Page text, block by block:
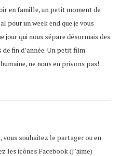
en famille, un petit moment de
pour un week end que je vous
jour qui nous sépare désormais des
fin d’année. Un petit film
ne nous en privons pas!
vous souhaitez le partager ou en
les icônes Facebook (J’aime)